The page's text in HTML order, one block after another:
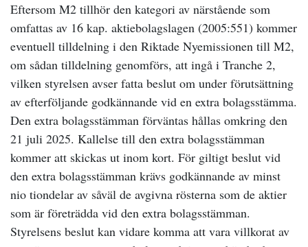
Eftersom M2 tillhör den kategori av närstående som
omfattas av 16 kap. aktiebolagslagen (2005:551) kommer
eventuell tilldelning i den Riktade Nyemissionen till M2,
om sådan tilldelning genomförs, att ingå i Tranche 2,
vilken styrelsen avser fatta beslut om under förutsättning
av efterföljande godkännande vid en extra bolagsstämma.
Den extra bolagsstämman förväntas hållas omkring den
21 juli 2025. Kallelse till den extra bolagsstämman
kommer att skickas ut inom kort. För giltigt beslut vid
den extra bolagsstämman krävs godkännande av minst
nio tiondelar av såväl de avgivna rösterna som de aktier
som är företrädda vid den extra bolagsstämman.
Styrelsens beslut kan vidare komma att vara villkorat av